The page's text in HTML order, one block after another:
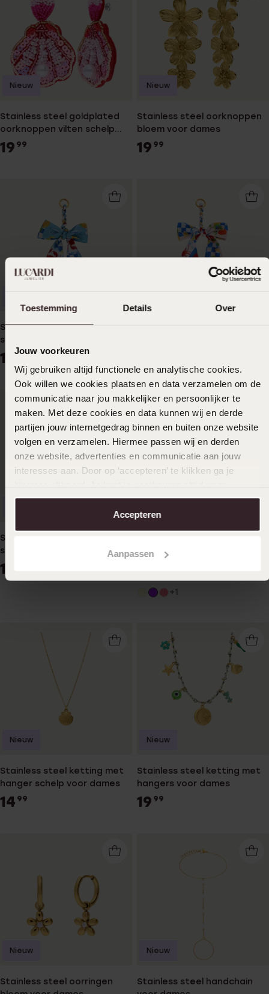
Toestemming Details Over
Jouw voorkeuren
Wij gebruiken altijd functionele en analytische cookies.
Ook willen we cookies plaatsen en data verzamelen om de
communicatie naar jou makkelijker en persoonlijker te
maken. Met deze cookies en data kunnen wij en derde
partijen jouw internetgedrag binnen en buiten onze website
volgen en verzamelen. Hiermee passen wij en derden
onze website, advertenties en communicatie aan jouw
interesses aan. Door op ‘accepteren’ te klikken ga je
aanpassen. Lees er meer over in onscookiebeleid.
Accepteren
Aanpassen
Stainless steel goldplated
oorknoppen vilten schelp
voor dames
19 99
Nieuw
Stainless steel oorknoppen
bloem voor dames
19 99
Nieuw
Stainless steel tashanger
strik voor dames
1499
Stainless steel oorknoppen
schelp voor dames
14
voor dames
+1
Stainless steel ketting met
hanger schelp voor dames
14 99
Nieuw
Stainless steel ketting met
hangers voor dames
19 99
Nieuw
Stainless steel oorringen
Nieuw
Stainless steel handchain
Nieuw